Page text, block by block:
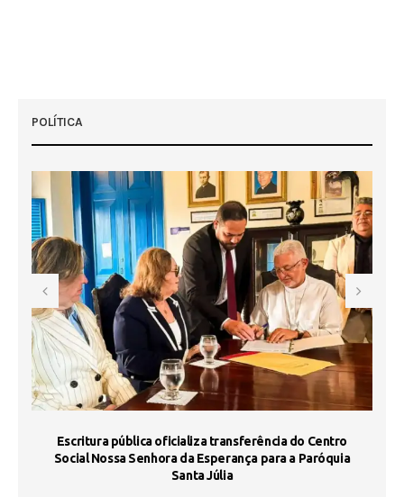
POLÍTICA
Escritura pública oficializa transferência do Centro
Social Nossa Senhora da Esperança para a Paróquia
Santa Júlia